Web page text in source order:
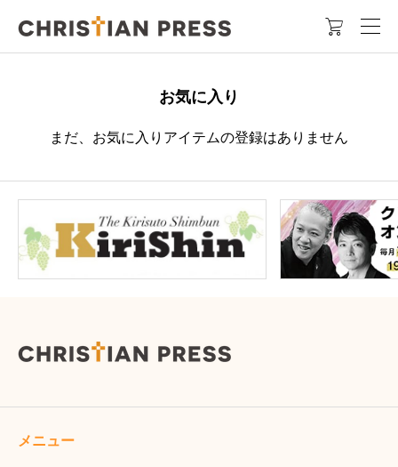

お気に入り
まだ、お気に入りアイテムの登録はありません
メニュー